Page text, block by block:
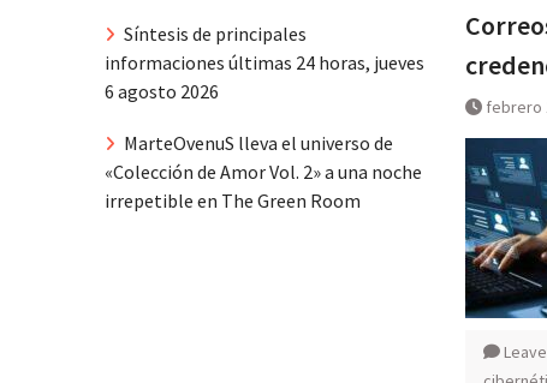
febrero
Síntesis de principales
informaciones últimas 24 horas, jueves
6 agosto 2026
MarteOvenuS lleva el universo de
«Colección de Amor Vol. 2» a una noche
irrepetible en The Green Room